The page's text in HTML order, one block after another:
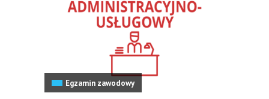
Egzamin zawodowy